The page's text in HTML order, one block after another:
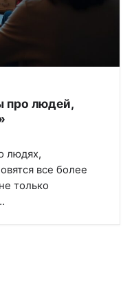
про людей,
людях,
все более
только